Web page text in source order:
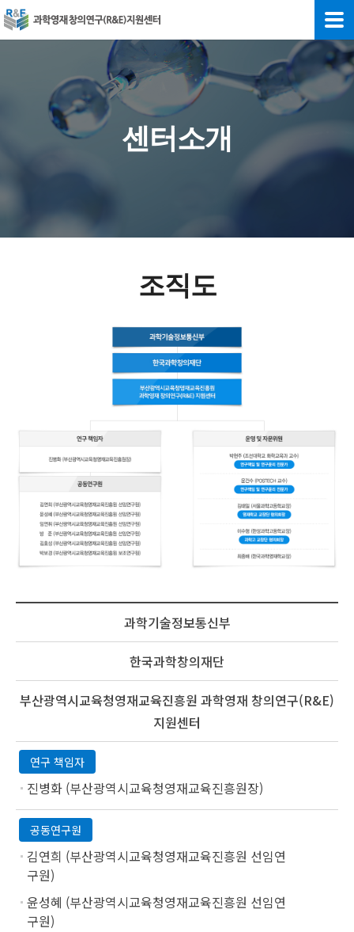
센터소개
조직도
과학기술정보통신부
한국과학창의재단
부산광역시교육청영재교육진흥원 과학영재 창의연구(R&E)
지원센터
연구 책임자
진병화 (부산광역시교육청영재교육진흥원장)
공동연구원
김연희 (부산광역시교육청영재교육진흥원 선임연
구원)
윤성혜 (부산광역시교육청영재교육진흥원 선임연
구원)